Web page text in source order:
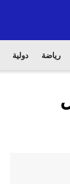
رياضة دولية